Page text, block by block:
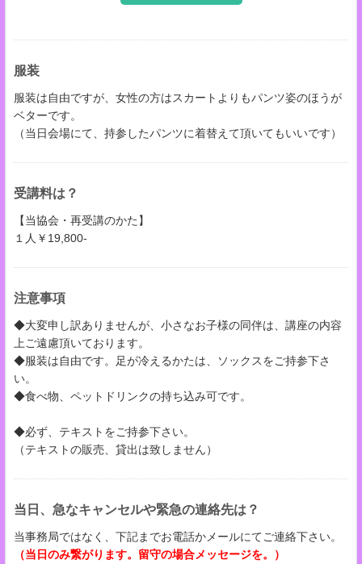
服装
服装は自由ですが、女性の方はスカートよりもパンツ姿のほうが
ベターです。
（当日会場にて、持参したパンツに着替えて頂いてもいいです）
受講料は？
【当協会・再受講のかた】
１人￥19,800-
注意事項
◆大変申し訳ありませんが、小さなお子様の同伴は、講座の内容
上ご遠慮頂いております。
◆服装は自由です。足が冷えるかたは、ソックスをご持参下さ
い。
◆食べ物、ペットドリンクの持ち込み可です。
◆必ず、テキストをご持参下さい。
（テキストの販売、貸出は致しません）
当日、急なキャンセルや緊急の連絡先は？
当事務局ではなく、下記までお電話かメールにてご連絡下さい。
（当日のみ繋がります。留守の場合メッセージを。）